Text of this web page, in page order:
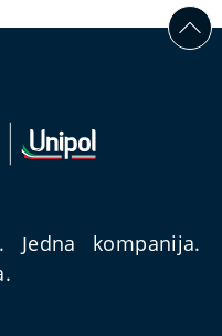
Jedna kompanija.